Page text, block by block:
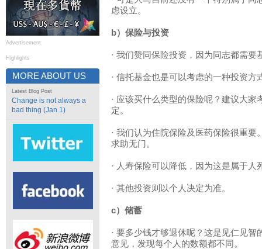
Advertisement
Highlights
MORE ABOUT US
Latest Blog Post
Change is not always a
bad thing (Jan 1)
虑设立。
b）保险与投资
· 我们赞同保险投资，因为同志都需要
· 信托基金也是可以考虑的一种投资方
· 应该买什么类型的保险呢？建议大家
定。
· 我们认为住院保险及医药保险很重
求助无门。
· 人寿保险可以降低，因为这是属于人
· 其他投资则以个人决定为准。
c）储蓄
· 要多少钱才够退休呢？这是见仁见
意见，发现每个人的数额都不同。